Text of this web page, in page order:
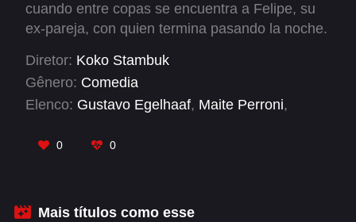
SÉRIES
Christian Chávez
Dulce María Maite Perroni
RBD
cuando entre copas se encuentra a Felipe, su
ex-pareja, con quien termina pasando la noche.
desata el caos. El problema real es enterarse
que está esperando mellizos, uno de su
prometido y uno de su ex. Tener una familia
Diretor: Koko Stambuk
Gênero: Comedia
Elenco: Gustavo Egelhaaf, Maite Perroni,
0 0
Mais títulos como esse